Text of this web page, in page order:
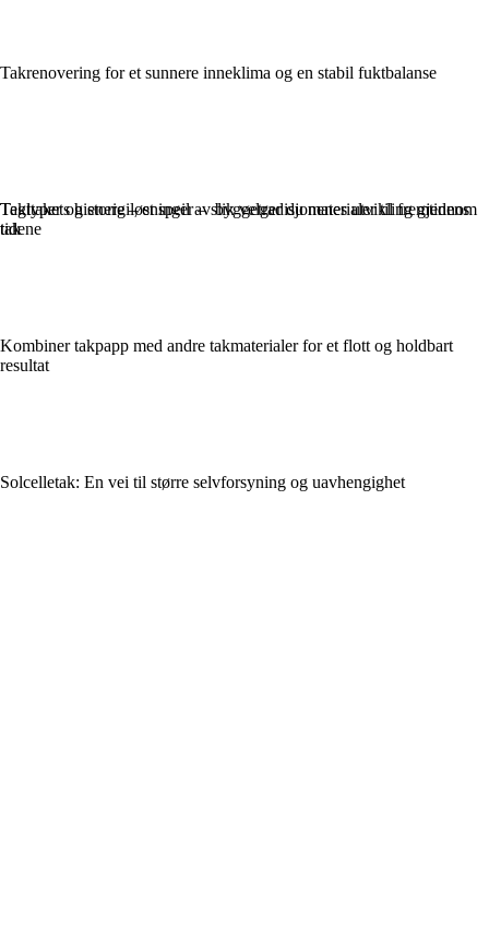
Takrenovering for et sunnere inneklima og en stabil fuktbalanse
Taktyper og energiløsninger – slik velger du materialer til fremtidens
tak
Kombiner takpapp med andre takmaterialer for et flott og holdbart
resultat
Solcelletak: En vei til større selvforsyning og uavhengighet
Tegltakets historie – et speil av byggetradisjonenes utvikling gjennom
tidene